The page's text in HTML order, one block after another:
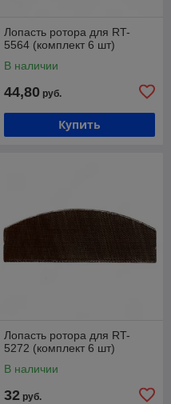
Лопасть ротора для RT-
5564 (комплект 6 шт)
В наличии
44,80 руб.
Купить
Лопасть ротора для RT-
5272 (комплект 6 шт)
В наличии
32 руб.